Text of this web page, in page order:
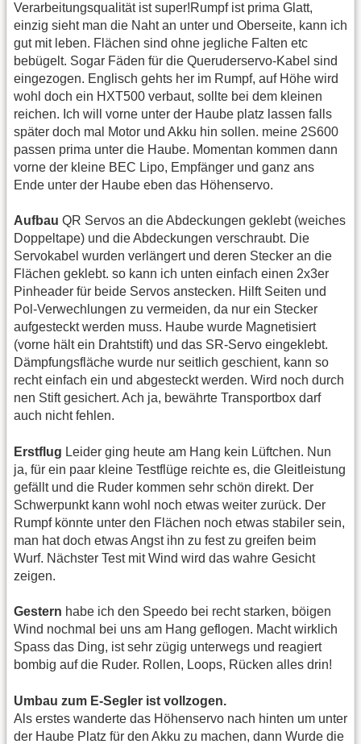
Verarbeitungsqualität ist super!Rumpf ist prima Glatt,
einzig sieht man die Naht an unter und Oberseite, kann ich
gut mit leben. Flächen sind ohne jegliche Falten etc
bebügelt. Sogar Fäden für die Queruderservo-Kabel sind
eingezogen. Englisch gehts her im Rumpf, auf Höhe wird
wohl doch ein HXT500 verbaut, sollte bei dem kleinen
reichen. Ich will vorne unter der Haube platz lassen falls
später doch mal Motor und Akku hin sollen. meine 2S600
passen prima unter die Haube. Momentan kommen dann
vorne der kleine BEC Lipo, Empfänger und ganz ans
Ende unter der Haube eben das Höhenservo.
Aufbau QR Servos an die Abdeckungen geklebt (weiches
Doppeltape) und die Abdeckungen verschraubt. Die
Servokabel wurden verlängert und deren Stecker an die
Flächen geklebt. so kann ich unten einfach einen 2x3er
Pinheader für beide Servos anstecken. Hilft Seiten und
Pol-Verwechlungen zu vermeiden, da nur ein Stecker
aufgesteckt werden muss. Haube wurde Magnetisiert
(vorne hält ein Drahtstift) und das SR-Servo eingeklebt.
Dämpfungsfläche wurde nur seitlich geschient, kann so
recht einfach ein und abgesteckt werden. Wird noch durch
nen Stift gesichert. Ach ja, bewährte Transportbox darf
auch nicht fehlen.
Erstflug Leider ging heute am Hang kein Lüftchen. Nun
ja, für ein paar kleine Testflüge reichte es, die Gleitleistung
gefällt und die Ruder kommen sehr schön direkt. Der
Schwerpunkt kann wohl noch etwas weiter zurück. Der
Rumpf könnte unter den Flächen noch etwas stabiler sein,
man hat doch etwas Angst ihn zu fest zu greifen beim
Wurf. Nächster Test mit Wind wird das wahre Gesicht
zeigen.
Gestern habe ich den Speedo bei recht starken, böigen
Wind nochmal bei uns am Hang geflogen. Macht wirklich
Spass das Ding, ist sehr zügig unterwegs und reagiert
bombig auf die Ruder. Rollen, Loops, Rücken alles drin!
Umbau zum E-Segler ist vollzogen.
Als erstes wanderte das Höhenservo nach hinten um unter
der Haube Platz für den Akku zu machen, dann Wurde die